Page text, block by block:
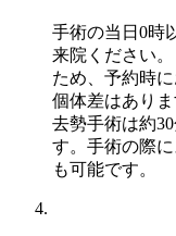
手術の当日0時
来院ください
ため、予約時に
個体差はあり
去勢手術は約
す。手術の際
も可能です。